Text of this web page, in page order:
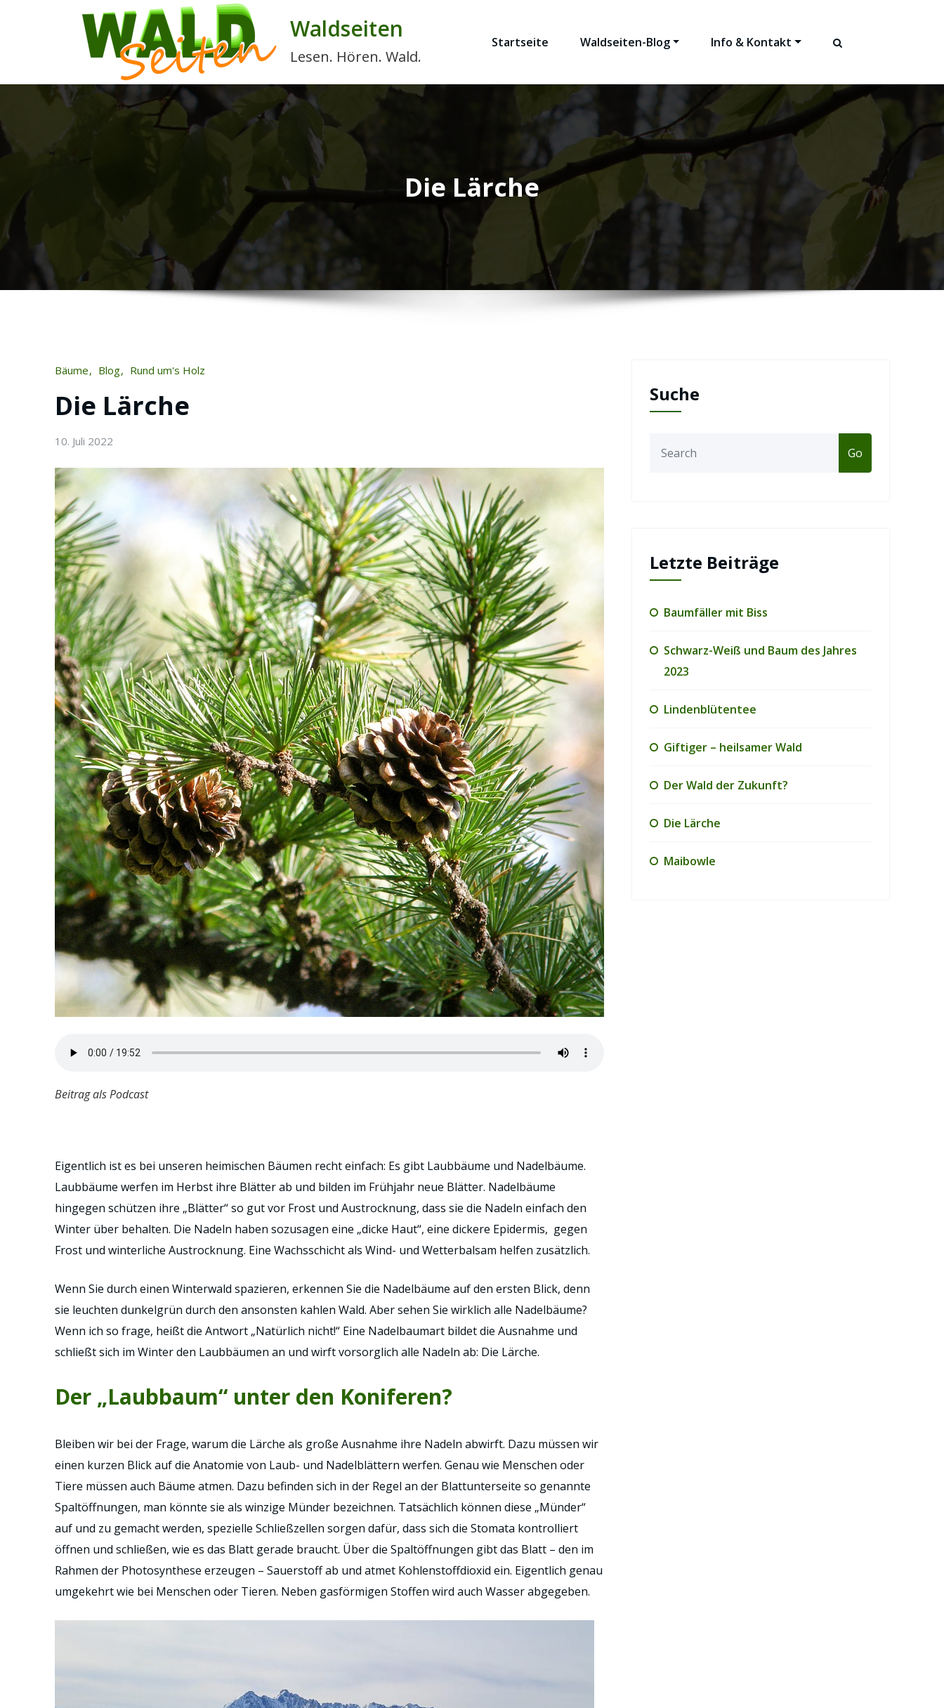
Waldseiten
Lesen. Hören. Wald.
Startseite Waldseiten-Blog Info & Kontakt
Die Lärche
Bäume Blog Rund um's Holz
Die Lärche
10. Juli 2022
Beitrag als Podcast
Eigentlich ist es bei unseren heimischen Bäumen recht einfach: Es gibt Laubbäume und Nadelbäume.
Laubbäume werfen im Herbst ihre Blätter ab und bilden im Frühjahr neue Blätter. Nadelbäume
hingegen schützen ihre „Blätter“ so gut vor Frost und Austrocknung, dass sie die Nadeln einfach den
Winter über behalten. Die Nadeln haben sozusagen eine „dicke Haut“, eine dickere Epidermis, gegen
Frost und winterliche Austrocknung. Eine Wachsschicht als Wind- und Wetterbalsam helfen zusätzlich.
Wenn Sie durch einen Winterwald spazieren, erkennen Sie die Nadelbäume auf den ersten Blick, denn
sie leuchten dunkelgrün durch den ansonsten kahlen Wald. Aber sehen Sie wirklich alle Nadelbäume?
Wenn ich so frage, heißt die Antwort „Natürlich nicht!“ Eine Nadelbaumart bildet die Ausnahme und
schließt sich im Winter den Laubbäumen an und wirft vorsorglich alle Nadeln ab: Die Lärche.
Der „Laubbaum“ unter den Koniferen?
Bleiben wir bei der Frage, warum die Lärche als große Ausnahme ihre Nadeln abwirft. Dazu müssen wir
einen kurzen Blick auf die Anatomie von Laub- und Nadelblättern werfen. Genau wie Menschen oder
Tiere müssen auch Bäume atmen. Dazu befinden sich in der Regel an der Blattunterseite so genannte
Spaltöffnungen, man könnte sie als winzige Münder bezeichnen. Tatsächlich können diese „Münder“
auf und zu gemacht werden, spezielle Schließzellen sorgen dafür, dass sich die Stomata kontrolliert
öffnen und schließen, wie es das Blatt gerade braucht. Über die Spaltöffnungen gibt das Blatt – den im
Rahmen der Photosynthese erzeugen – Sauerstoff ab und atmet Kohlenstoffdioxid ein. Eigentlich genau
umgekehrt wie bei Menschen oder Tieren. Neben gasförmigen Stoffen wird auch Wasser abgegeben.
Suche
Go
Letzte Beiträge
Baumfäller mit Biss
Schwarz-Weiß und Baum des Jahres
2023
Lindenblütentee
Giftiger – heilsamer Wald
Der Wald der Zukunft?
Die Lärche
Maibowle